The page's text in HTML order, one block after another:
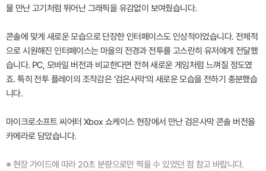
물 만난 고기처럼 뛰어난 그래픽을 유감없이 보여줬습니다.
콘솔에 맞게 새로운 모습으로 단장한 인터페이스도 인상적이었습니다. 전체적
으로 시원해진 인터페이스는 마을의 전경과 전투를 고스란히 유저에게 전달했
습니다. PC, 모바일 버전과 비교한다면 전혀 새로운 게임처럼 느껴질 정도였
죠. 특히 전투 플레이의 조작감은 '검은사막'의 새로운 모습을 전하기 충분했습
니다.
마이크로소프트 씨어터 Xbox 쇼케이스 현장에서 만난 검은사막 콘솔 버전을
카메라로 담았습니다.
※ 현장 가이드에 따라 20초 분량으로만 찍을 수 있었던 점 참고 바랍니다.